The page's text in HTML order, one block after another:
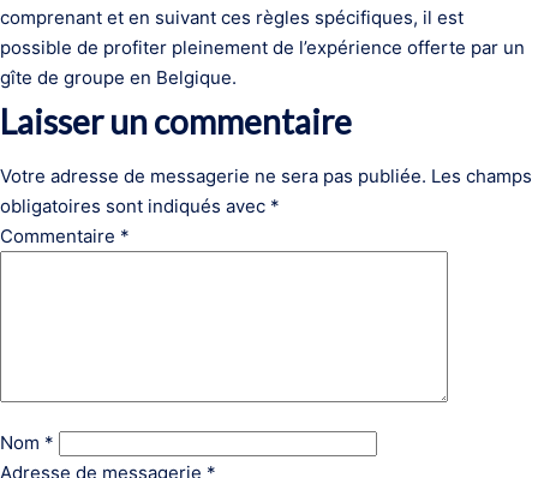
comprenant et en suivant ces règles spécifiques, il est
possible de profiter pleinement de l’expérience offerte par un
gîte de groupe en Belgique.
Laisser un commentaire
Votre adresse de messagerie ne sera pas publiée. Les champs
obligatoires sont indiqués avec *
Commentaire *
Nom *
Adresse de messagerie *